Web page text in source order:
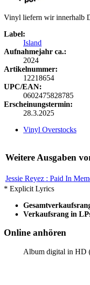
Vinyl liefern wir innerhalb
Label:
Island
Aufnahmejahr ca.:
2024
Artikelnummer:
12218654
UPC/EAN:
0602475828785
Erscheinungstermin:
28.3.2025
Vinyl Overstocks
Weitere Ausgaben
Jessie Reyez : Paid In
* Explicit Lyrics
Verkaufsrang in
Online anhören
Album digital in HD